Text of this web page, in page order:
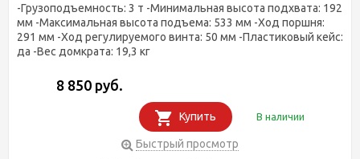
-Грузоподъемность: 3 т -Минимальная высота подхвата: 192
мм -Максимальная высота подъема: 533 мм -Ход поршня:
291 мм -Ход регулируемого винта: 50 мм -Пластиковый кейс:
да -Вес домкрата: 19,3 кг
8 850 руб.
Купить В наличии
Быстрый просмотр